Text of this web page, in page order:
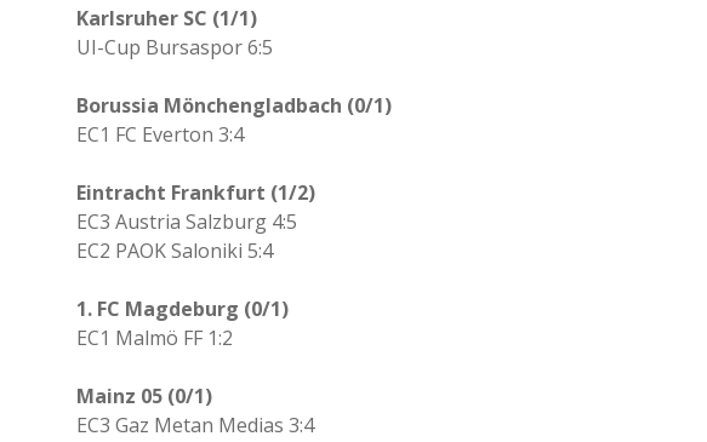
Karlsruher SC (1/1)
UI-Cup Bursaspor 6:5
Borussia Mönchengladbach (0/1)
EC1 FC Everton 3:4
Eintracht Frankfurt (1/2)
EC3 Austria Salzburg 4:5
EC2 PAOK Saloniki 5:4
1. FC Magdeburg (0/1)
EC1 Malmö FF 1:2
Mainz 05 (0/1)
EC3 Gaz Metan Medias 3:4